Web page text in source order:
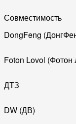
Совместимость
DongFeng
Foton Lovol (Фотон
ДТЗ
DW (ДВ)